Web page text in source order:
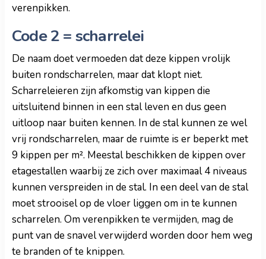
verenpikken.
Code 2 = scharrelei
De naam doet vermoeden dat deze kippen vrolijk
buiten rondscharrelen, maar dat klopt niet.
Scharreleieren zijn afkomstig van kippen die
uitsluitend binnen in een stal leven en dus geen
uitloop naar buiten kennen. In de stal kunnen ze wel
vrij rondscharrelen, maar de ruimte is er beperkt met
9 kippen per m². Meestal beschikken de kippen over
etagestallen waarbij ze zich over maximaal 4 niveaus
kunnen verspreiden in de stal. In een deel van de stal
moet strooisel op de vloer liggen om in te kunnen
scharrelen. Om verenpikken te vermijden, mag de
punt van de snavel verwijderd worden door hem weg
te branden of te knippen.